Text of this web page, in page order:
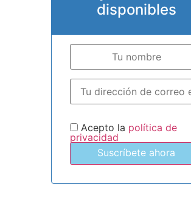
disponibles
Acepto la política de
privacidad
Suscríbete ahora